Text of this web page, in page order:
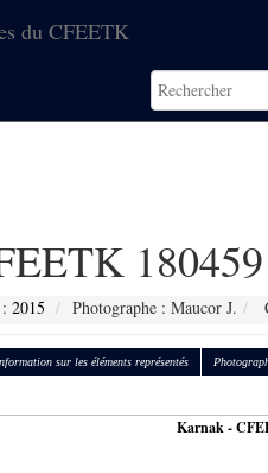
du CFEETK
180459
2015 Photographe : Maucor J.
sur les éléments représentés